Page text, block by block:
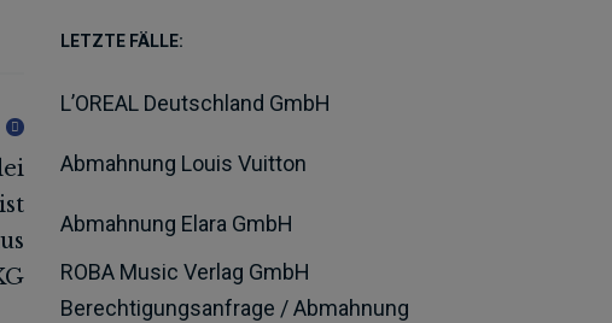
LETZTE FÄLLE:
L’OREAL Deutschland GmbH
Abmahnung Louis Vuitton
Abmahnung Elara GmbH
ROBA Music Verlag GmbH
Berechtigungsanfrage / Abmahnung